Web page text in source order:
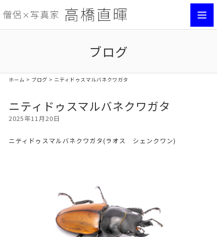
ブログ
ホーム > ブログ > ニティドゥスマルバネクワガタ
ニティドゥスマルバネクワガタ
2025年11月20日
ニティドゥスマルバネクワガタ(ラオス シェンクワン)